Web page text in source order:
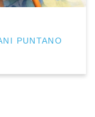
PUNTANO